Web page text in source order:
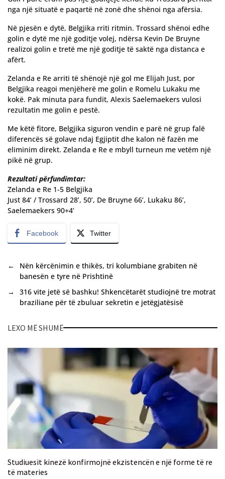
nga një situatë e paqartë në zonë dhe shënoi nga afërsia.
Në pjesën e dytë, Belgjika rriti ritmin. Trossard shënoi edhe
golin e dytë me një goditje volej, ndërsa Kevin De Bruyne
realizoi golin e tretë me një goditje të saktë nga distanca e
afërt.
Zelanda e Re arriti të shënojë një gol me Elijah Just, por
Belgjika reagoi menjëherë me golin e Romelu Lukaku me
kokë. Pak minuta para fundit, Alexis Saelemaekers vulosi
rezultatin me golin e pestë.
Me këtë fitore, Belgjika siguron vendin e parë në grup falë
diferencës së golave ndaj Egjiptit dhe kalon në fazën me
eliminim direkt. Zelanda e Re e mbyll turneun me vetëm një
pikë në grup.
Rezultati përfundimtar:
Zelanda e Re 1-5 Belgjika
Just 84’ / Trossard 28’, 50’, De Bruyne 66’, Lukaku 86’,
Saelemaekers 90+4’
Facebook Twitter
←
Nën kërcënimin e thikës, tri kolumbiane grabiten në
banesën e tyre në Prishtinë
→
316 vite jetë së bashku! Shkencëtarët studiojnë tre motrat
braziliane për të zbuluar sekretin e jetëgjatësisë
LEXO MË SHUMË
Studiuesit kinezë konfirmojnë ekzistencën e një forme të re
të materies